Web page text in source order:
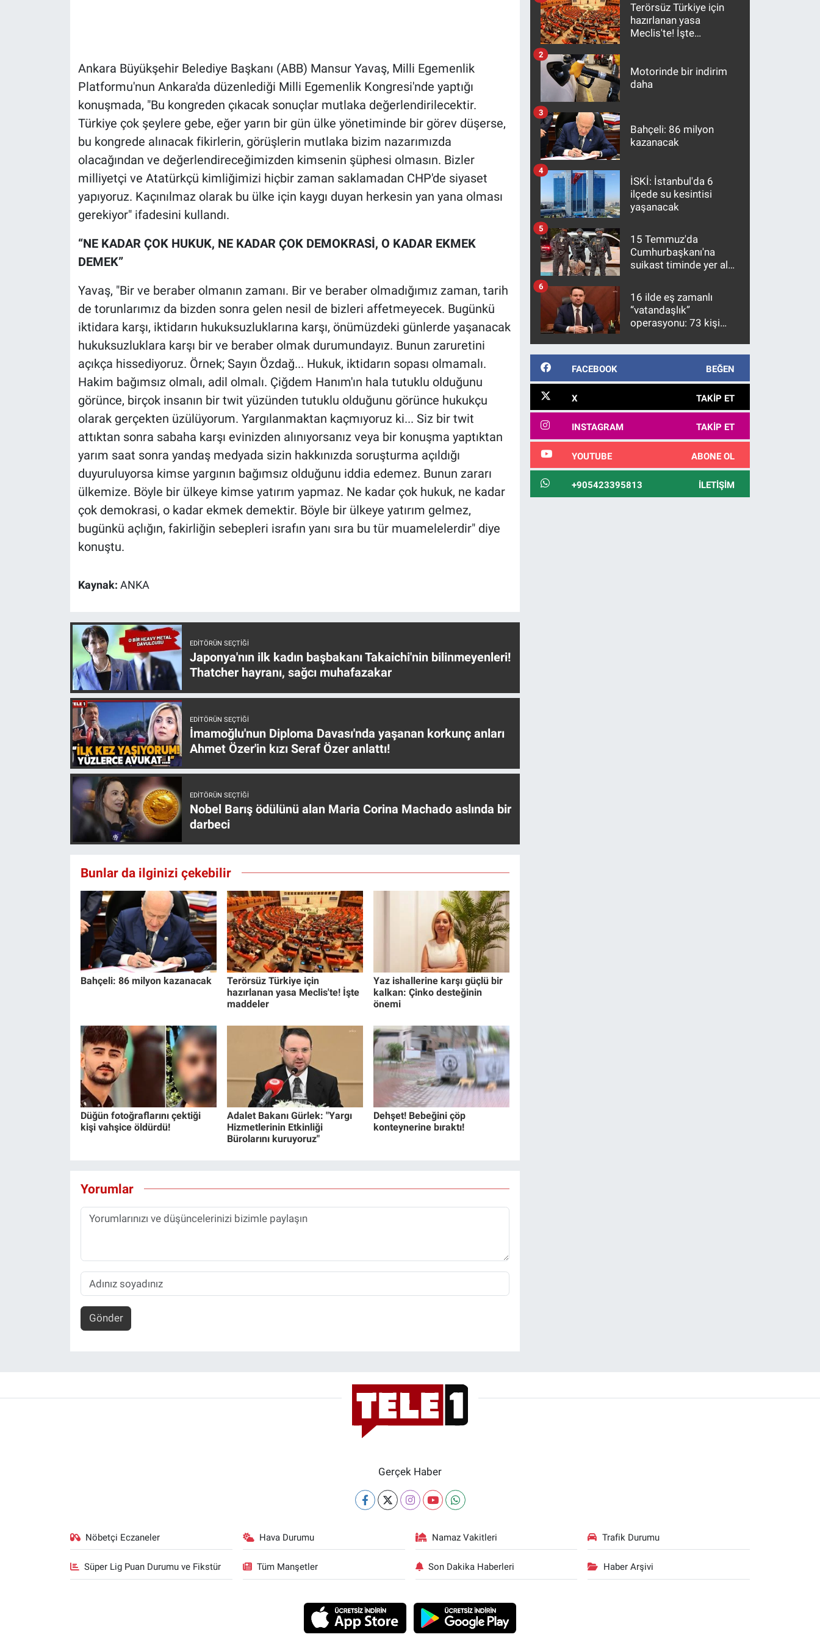
Ankara Büyükşehir Belediye Başkanı (ABB) Mansur Yavaş, Milli Egemenlik
Platformu'nun Ankara'da düzenlediği Milli Egemenlik Kongresi'nde yaptığı
konuşmada, "Bu kongreden çıkacak sonuçlar mutlaka değerlendirilecektir.
Türkiye çok şeylere gebe, eğer yarın bir gün ülke yönetiminde bir görev düşerse,
bu kongrede alınacak fikirlerin, görüşlerin mutlaka bizim nazarımızda
olacağından ve değerlendireceğimizden kimsenin şüphesi olmasın. Bizler
milliyetçi ve Atatürkçü kimliğimizi hiçbir zaman saklamadan CHP'de siyaset
yapıyoruz. Kaçınılmaz olarak bu ülke için kaygı duyan herkesin yan yana olması
gerekiyor" ifadesini kullandı.
“NE KADAR ÇOK HUKUK, NE KADAR ÇOK DEMOKRASİ, O KADAR EKMEK
DEMEK”
Yavaş, "Bir ve beraber olmanın zamanı. Bir ve beraber olmadığımız zaman, tarih
de torunlarımız da bizden sonra gelen nesil de bizleri affetmeyecek. Bugünkü
iktidara karşı, iktidarın hukuksuzluklarına karşı, önümüzdeki günlerde yaşanacak
hukuksuzluklara karşı bir ve beraber olmak durumundayız. Bunun zaruretini
açıkça hissediyoruz. Örnek; Sayın Özdağ... Hukuk, iktidarın sopası olmamalı.
Hakim bağımsız olmalı, adil olmalı. Çiğdem Hanım'ın hala tutuklu olduğunu
görünce, birçok insanın bir twit yüzünden tutuklu olduğunu görünce hukukçu
olarak gerçekten üzülüyorum. Yargılanmaktan kaçmıyoruz ki... Siz bir twit
attıktan sonra sabaha karşı evinizden alınıyorsanız veya bir konuşma yaptıktan
yarım saat sonra yandaş medyada sizin hakkınızda soruşturma açıldığı
duyuruluyorsa kimse yargının bağımsız olduğunu iddia edemez. Bunun zararı
ülkemize. Böyle bir ülkeye kimse yatırım yapmaz. Ne kadar çok hukuk, ne kadar
çok demokrasi, o kadar ekmek demektir. Böyle bir ülkeye yatırım gelmez,
bugünkü açlığın, fakirliğin sebepleri israfın yanı sıra bu tür muamelelerdir" diye
konuştu.
Kaynak: ANKA
EDITÖRÜN SEÇTIĞI
Japonya'nın ilk kadın başbakanı Takaichi'nin bilinmeyenleri!
Thatcher hayranı, sağcı muhafazakar
EDITÖRÜN SEÇTIĞI
İmamoğlu'nun Diploma Davası'nda yaşanan korkunç anları
Ahmet Özer'in kızı Seraf Özer anlattı!
EDITÖRÜN SEÇTIĞI
Nobel Barış ödülünü alan Maria Corina Machado aslında bir
darbeci
Bunlar da ilginizi çekebilir
Bahçeli: 86 milyon kazanacak
Terörsüz Türkiye için
hazırlanan yasa Meclis'te! İşte
maddeler
Yaz ishallerine karşı güçlü bir
kalkan: Çinko desteğinin
önemi
Düğün fotoğraflarını çektiği
kişi vahşice öldürdü!
Adalet Bakanı Gürlek: "Yargı
Hizmetlerinin Etkinliği
Bürolarını kuruyoruz"
Dehşet! Bebeğini çöp
konteynerine bıraktı!
Yorumlar
Gönder
Terörsüz Türkiye için
hazırlanan yasa
Meclis'te! İşte
Motorinde bir indirim
daha
2
Bahçeli: 86 milyon
kazanacak
3
İSKİ: İstanbul'da 6
ilçede su kesintisi
yaşanacak
4
15 Temmuz'da
Cumhurbaşkanı'na
suikast timinde yer alan
10 yıl sonra yakalandı
5
16 ilde eş zamanlı
“vatandaşlık”
operasyonu: 73 kişi
6
FACEBOOK BEĞEN
X TAKIP ET
INSTAGRAM TAKIP ET
YOUTUBE ABONE OL
+905423395813 İLETIŞIM
Gerçek Haber
Nöbetçi Eczaneler Hava Durumu Namaz Vakitleri Trafik Durumu
Süper Lig Puan Durumu ve Fikstür Tüm Manşetler Son Dakika Haberleri Haber Arşivi
Koronavirüs
Kültür Sanat
Ne demişti
Programlar
Teknoloji
Türkiye'nin Geleceği
Türkiye'nin Gündemi
Yerel Gündem
Canlı Yayın